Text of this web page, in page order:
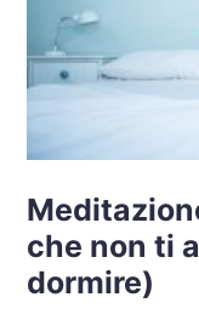
che non ti
dormire)